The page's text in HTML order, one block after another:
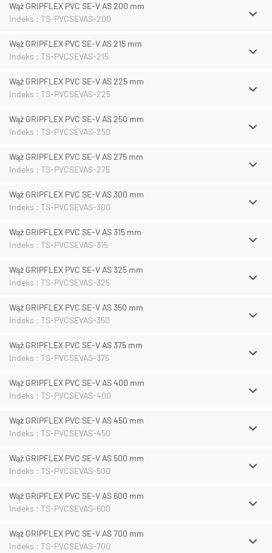
Wąż GRIPFLEX PVC SE-V AS 200 mm
Indeks : TS-PVCSEVAS-200
Wąż GRIPFLEX PVC SE-V AS 215 mm
Indeks : TS-PVCSEVAS-215
Wąż GRIPFLEX PVC SE-V AS 225 mm
Indeks : TS-PVCSEVAS-225
Wąż GRIPFLEX PVC SE-V AS 250 mm
Indeks : TS-PVCSEVAS-250
Wąż GRIPFLEX PVC SE-V AS 275 mm
Indeks : TS-PVCSEVAS-275
Wąż GRIPFLEX PVC SE-V AS 300 mm
Indeks : TS-PVCSEVAS-300
Wąż GRIPFLEX PVC SE-V AS 315 mm
Indeks : TS-PVCSEVAS-315
Wąż GRIPFLEX PVC SE-V AS 325 mm
Indeks : TS-PVCSEVAS-325
Wąż GRIPFLEX PVC SE-V AS 350 mm
Indeks : TS-PVCSEVAS-350
Wąż GRIPFLEX PVC SE-V AS 375 mm
Indeks : TS-PVCSEVAS-375
Wąż GRIPFLEX PVC SE-V AS 400 mm
Indeks : TS-PVCSEVAS-400
Wąż GRIPFLEX PVC SE-V AS 450 mm
Indeks : TS-PVCSEVAS-450
Wąż GRIPFLEX PVC SE-V AS 500 mm
Indeks : TS-PVCSEVAS-500
Wąż GRIPFLEX PVC SE-V AS 600 mm
Indeks : TS-PVCSEVAS-600
Wąż GRIPFLEX PVC SE-V AS 700 mm
Indeks : TS-PVCSEVAS-700